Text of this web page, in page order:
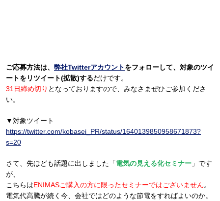
ご応募方法は、 弊社Twitterアカウントをフォローして、対象のツイ
ートをリツイート(拡散)するだけです。
31日締め切り となっておりますので、みなさまぜひご参加くださ
い。
▼対象ツイート
https://twitter.com/kobasei_PR/status/1640139850958671873?
s=20
さて、先ほども話題に出しました「電気の見える化セミナー 」です
が、
こちらはENIMASご購入の方に限ったセミナーではございません。
電気代高騰が続く今、会社ではどのような節電をすればよいのか。